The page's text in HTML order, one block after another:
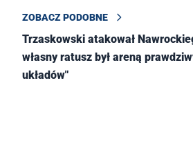
ZOBACZ PODOBNE
Trzaskowski atakował
własny ratusz był areną
układów"